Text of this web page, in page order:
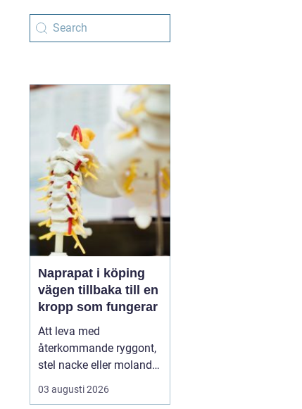
Naprapat i köping
vägen tillbaka till en
kropp som fungerar
Att leva med
återkommande ryggont,
stel nacke eller molande
värk i axlar och höfter
sliter på både ork och
03 augusti 2026